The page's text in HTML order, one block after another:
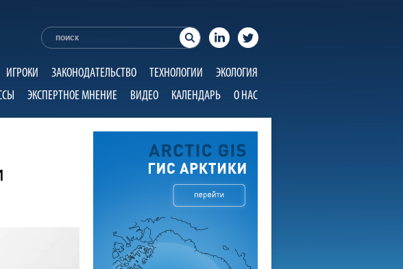
ИГРОКИ ЗАКОНОДАТЕЛЬСТВО ТЕХНОЛОГИИ
ЭКОЛОГИЯ
ЭКСПЕРТНОЕ МНЕНИЕ ВИДЕО КАЛЕНДАРЬ О НАС